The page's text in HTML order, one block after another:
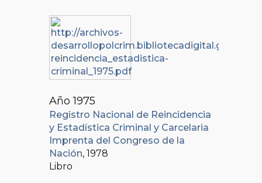
Año 1975
Registro Nacional de Reincidencia
y Estadística Criminal y Carcelaria
Imprenta del Congreso de la
Nación, 1978
Libro